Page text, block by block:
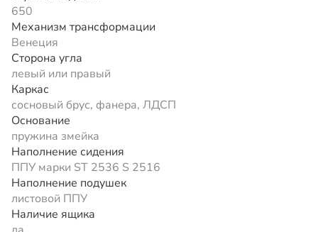
650
Механизм трансформации
Венеция
Сторона угла
левый или правый
Каркас
сосновый брус, фанера, ЛДСП
Основание
пружина змейка
Наполнение сидения
ППУ марки ST 2536 S 2516
Наполнение подушек
листовой ППУ
Наличие ящика